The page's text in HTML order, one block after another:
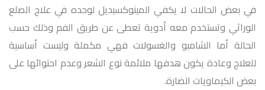
في بعض الحالات لا يكفي المينوكسيديل لوحده في علاج الصلع
الوراثي وتستخدم معه أدوية تعطى عن طريق الفم وذلك حسب
الحالة أما الشامبو والغسولات فهي مكملة وليست أساسية
للعلاج وعادة يكون هدفها ملائمة نوع الشعر وعدم احتوائها على
بعض الكيماويات الضارة.